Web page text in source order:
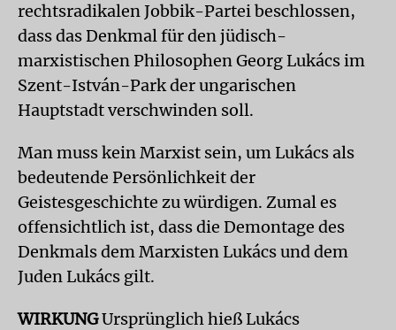
rechtsradikalen Jobbik-Partei beschlossen,
dass das Denkmal für den jüdisch-
marxistischen Philosophen Georg Lukács im
Szent-István-Park der ungarischen
Hauptstadt verschwinden soll.
Man muss kein Marxist sein, um Lukács als
bedeutende Persönlichkeit der
Geistesgeschichte zu würdigen. Zumal es
offensichtlich ist, dass die Demontage des
Denkmals dem Marxisten Lukács und dem
Juden Lukács gilt.
WIRKUNGUrsprünglich hieß Lukács